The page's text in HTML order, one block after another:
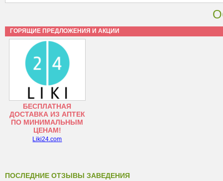
ГОРЯЩИЕ ПРЕДЛОЖЕНИЯ И АКЦИИ
БЕСПЛАТНАЯ
ДОСТАВКА ИЗ АПТЕК
ПО МИНИМАЛЬНЫМ
ЦЕНАМ!
Liki24.com
ПОСЛЕДНИЕ ОТЗЫВЫ ЗАВЕДЕНИЯ